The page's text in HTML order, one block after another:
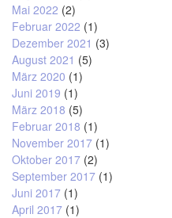
Mai 2022 (2)
Februar 2022 (1)
Dezember 2021 (3)
August 2021 (5)
März 2020 (1)
Juni 2019 (1)
März 2018 (5)
Februar 2018 (1)
November 2017 (1)
Oktober 2017 (2)
September 2017 (1)
Juni 2017 (1)
April 2017 (1)